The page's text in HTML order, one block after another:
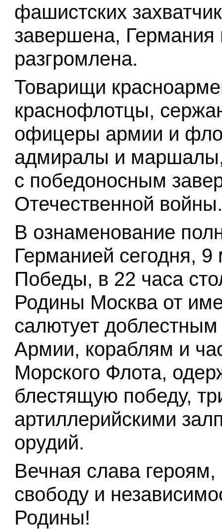
фашистских
завершена, Германия
разгромлена.
Товарищи
краснофлотцы,
офицеры армии и
адмиралы и
с победоносным
Отечественной войны.
В ознаменование
Германией сегодня,
Победы, в 22 часа
Родины Москва от
салютует
Армии, кораблям и
Морского Флота,
блестящую победу,
артиллерийскими
орудий.
Вечная слава
свободу и
Родины!